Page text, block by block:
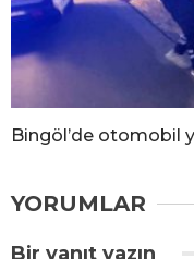
Bingöl’de otomobil
YORUMLAR
Bir yanıt yazın